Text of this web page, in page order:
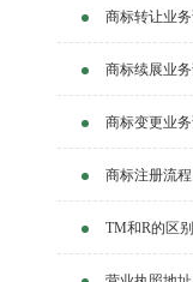
商标转让业务
商标续展业务
商标变更业务
商标注册流程
TM和R的区